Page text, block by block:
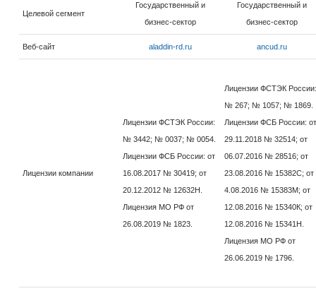
Целевой сегмент
Государственный и
бизнес-сектор
Государственный и
бизнес-сектор
Веб-сайт aladdin-rd.ru ancud.ru
Лицензии компании
Лицензии ФСТЭК России:
№ 3442; № 0037; № 0054.
Лицензии ФСБ России: от
16.08.2017 № 30419; от
20.12.2012 № 12632Н.
Лицензия МО РФ от
26.08.2019 № 1823.
Лицензии ФСТЭК России:
№ 267; № 1057; № 1869.
Лицензии ФСБ России: от
29.11.2018 № 32514; от
06.07.2016 № 28516; от
23.08.2016 № 15382С; от
4.08.2016 № 15383М; от
12.08.2016 № 15340К; от
12.08.2016 № 15341Н.
Лицензия МО РФ от
26.06.2019 № 1796.